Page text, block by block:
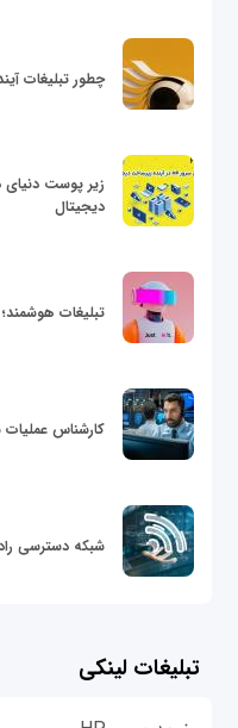
چطور تبلیغات
دیجیتال
تبلیغات
کارشناس
شبکه دسترسی
تبلیغات لینکی